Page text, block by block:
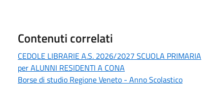
Contenuti correlati
CEDOLE LIBRARIE A.S. 2026/2027 SCUOLA PRIMARIA
per ALUNNI RESIDENTI A CONA
Borse di studio Regione Veneto - Anno Scolastico